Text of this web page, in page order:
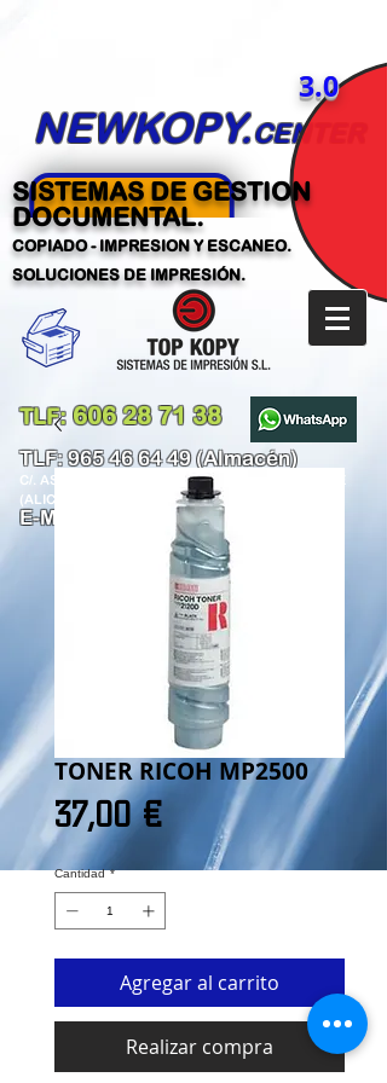
NEWKOPY.CENTER
3.0
SISTEMAS DE GESTION
DOCUMENTAL.
COPIADO - IMPRESION Y ESCANEO.
SOLUCIONES DE IMPRESIÓN.
TLF: 606 28 71 38
TLF:965 46 64 49(Almacén)
C/. ASUNCIÓN PARREÑO GARCÍA,101-103 ELCHE
(ALICANTE)
E-MAIL: tecnico@newkopy.com
TONER RICOH MP2500
37,00 €Precio
Cantidad *
Agregar al carrito
Realizar compra